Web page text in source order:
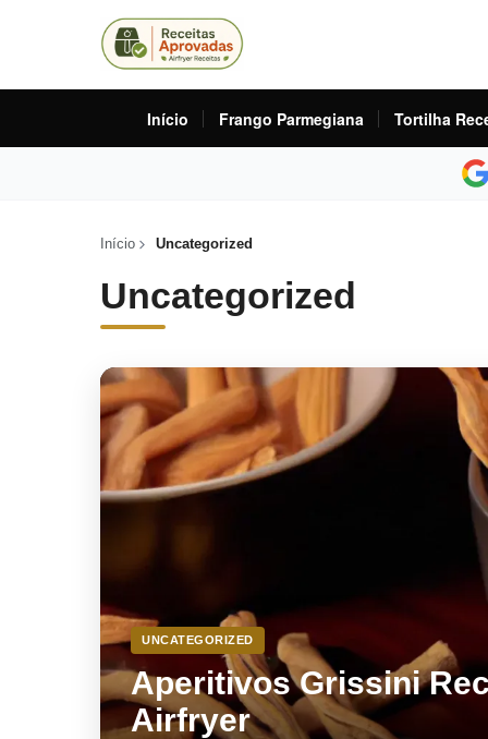
Início Frango Parmegiana Tortilha
Início Uncategorized
Uncategorized
UNCATEGORIZED
Aperitivos Grissini
Airfryer